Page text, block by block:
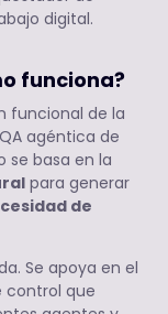
digital.
funciona?
funcional de la
agéntica de
se basa en la
para generar
de
Se apoya en el
control que